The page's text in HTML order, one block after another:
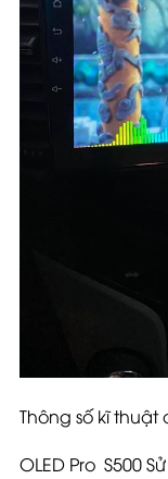
Thông số kĩ thuật
OLED Pro S500